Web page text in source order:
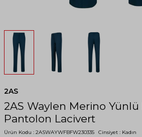
2AS
2AS Waylen Merino Yünlü
Pantolon Lacivert
Ürün Kodu : 2ASWAYWFBFW230335 Cinsiyet : Kadın